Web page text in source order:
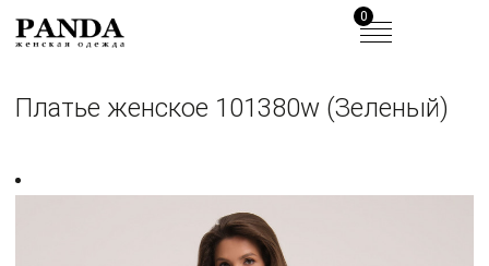
0
Платье женское 101380w (Зеленый)